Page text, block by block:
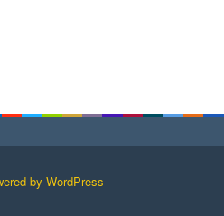
by WordPress